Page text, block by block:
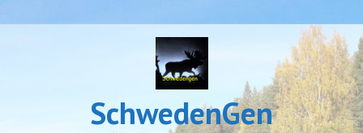
SchwedenGen